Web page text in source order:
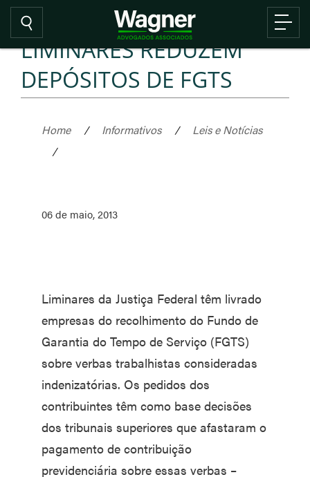
LIMINARES REDUZEM
DEPÓSITOS DE FGTS
Home / Informativos /
Leis e Notícias
/
06 de maio, 2013
Liminares da Justiça Federal têm livrado
empresas do recolhimento do Fundo de
Garantia do Tempo de Serviço (FGTS)
sobre verbas trabalhistas consideradas
indenizatórias. Os pedidos dos
contribuintes têm como base decisões
dos tribunais superiores que afastaram o
pagamento de contribuição
previdenciária sobre essas verbas –